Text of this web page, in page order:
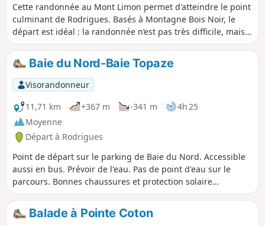
Cette randonnée au Mont Limon permet d'atteindre le point
culminant de Rodrigues. Basés à Montagne Bois Noir, le
départ est idéal : la randonnée n’est pas très difficile, mais
elle permet déjà de s’imprégner pleinement de
l’atmosphère rodriguaise. Ici, la vie s’écoule paisiblement :
le matin sans se presser, l’après-midi tout en douceur.La
nature est luxuriante et les animaux — vaches, biquettes,
cochons, poules et chiens — vivent presque en liberté,
donnant à l’île un charme authentique et rural.La table
d’hôtes du point de départ se situe à 280 mètres d’altitude,
non loin de Mont Lubin, un lieu stratégique de l’île. C’est ici
que se croisent tous les bus reliant les quatre coins de
Rodrigues.
Baie du Nord-Baie Topaze
Visorandonneur
11,71 km
+367 m -341 m
4h 25
Moyenne
Départ à Rodrigues
Point de départ sur le parking de Baie du Nord. Accessible
aussi en bus. Prévoir de l'eau. Pas de point d'eau sur le
parcours. Bonnes chaussures et protection solaire
(casquette, crème). Magnifiques points de vue sur la zone
côtière et sur les îles Coco et Ile au Sables. Arrivée à un
arrêt de bus.
Balade à Pointe Coton